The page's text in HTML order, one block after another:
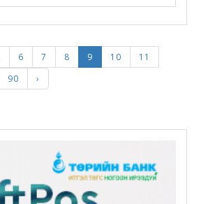
6 7 8 9 10
11
90 ›